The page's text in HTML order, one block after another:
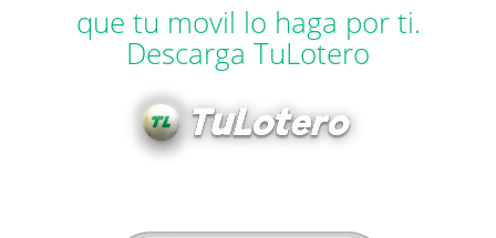
que tu movil lo haga por ti.
Descarga TuLotero